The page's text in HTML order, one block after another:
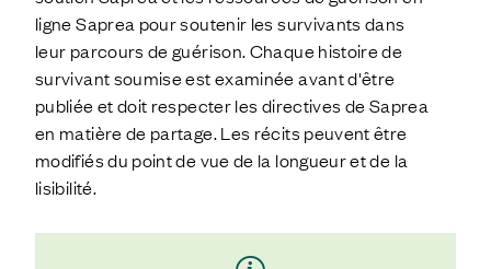
ligne Saprea pour soutenir les survivants dans
leur parcours de guérison. Chaque histoire de
survivant soumise est examinée avant d'être
publiée et doit respecter les directives de Saprea
en matière de partage. Les récits peuvent être
modifiés du point de vue de la longueur et de la
lisibilité.